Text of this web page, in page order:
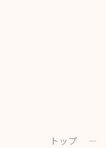
トップ ―